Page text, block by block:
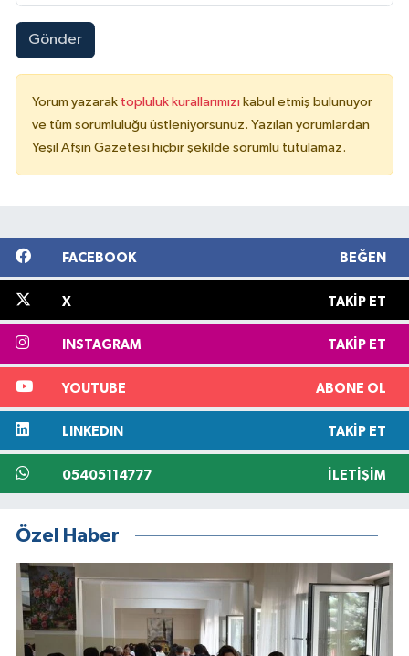
Gönder
Yorum yazarak topluluk kurallarımızı kabul etmiş bulunuyor
ve tüm sorumluluğu üstleniyorsunuz. Yazılan yorumlardan
Yeşil Afşin Gazetesi hiçbir şekilde sorumlu tutulamaz.
FACEBOOK BEĞEN
X TAKIP ET
INSTAGRAM TAKIP ET
YOUTUBE ABONE OL
LINKEDIN TAKIP ET
05405114777 İLETIŞIM
Özel Haber